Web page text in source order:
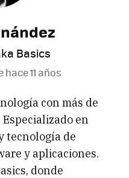
Basics
hace 11 años
con más de
en
tecnología de
y aplicaciones.
donde